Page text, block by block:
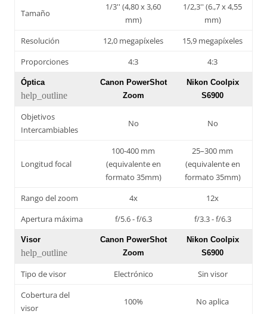
Tamaño
1/3'' (4,80 x 3,60
mm)
1/2,3'' (6.,7 x 4,55
mm)
Resolución
12,0 megapíxeles
15,9 megapíxeles
Proporciones
4:3 4:3
Óptica
help_outline
Canon PowerShot
Zoom
Nikon Coolpix
S6900
Objetivos
Intercambiables
No No
Longitud focal
100-400 mm
(equivalente en
formato 35mm)
25–300 mm
(equivalente en
formato 35mm)
Rango del zoom
4x
12x
Apertura máxima
f/5.6 - f/6.3 f/3.3 - f/6.3
Visor
help_outline
Canon PowerShot
Zoom
Nikon Coolpix
S6900
Tipo de visor Electrónico
Sin visor
Cobertura del
visor
100% No aplica